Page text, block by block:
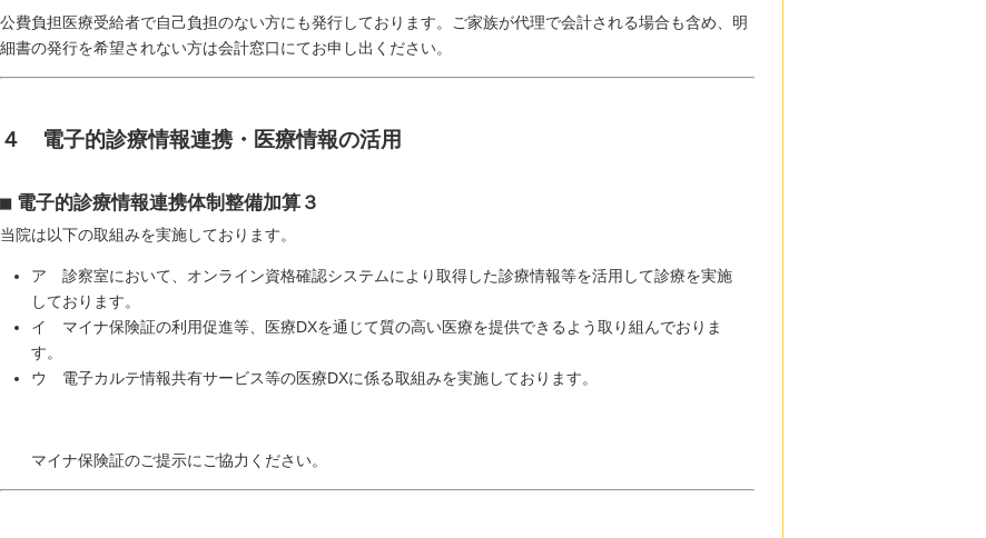
公費負担医療受給者で自己負担のない方にも発行しております。ご家族が代理で会計される場合も含め、明
細書の発行を希望されない方は会計窓口にてお申し出ください。
４ 電子的診療情報連携・医療情報の活用
■電子的診療情報連携体制整備加算３
当院は以下の取組みを実施しております。
ア 診察室において、オンライン資格確認システムにより取得した診療情報等を活用して診療を実施
しております。
イ マイナ保険証の利用促進等、医療DXを通じて質の高い医療を提供できるよう取り組んでおりま
す。
ウ 電子カルテ情報共有サービス等の医療DXに係る取組みを実施しております。
マイナ保険証のご提示にご協力ください。